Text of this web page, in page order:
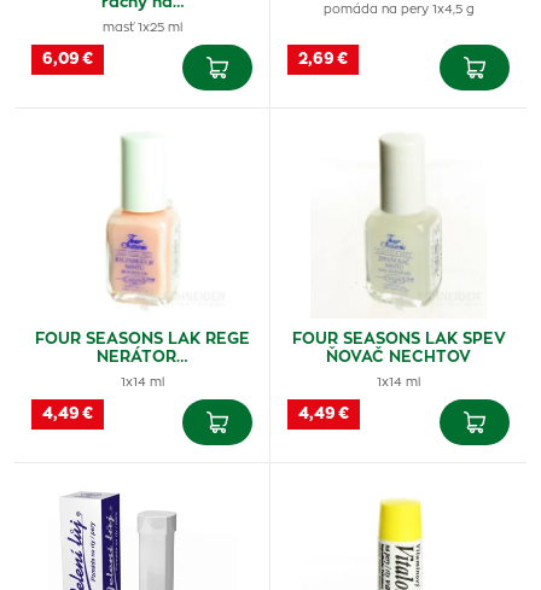
masť 1x25 ml
6,09 €
pomáda na pery 1x4,5 g
2,69 €
FOUR SEASONS LAK REGE
NERÁTOR…
1x14 ml
4,49 €
FOUR SEASONS LAK SPEV
ŇOVAČ NECHTOV
1x14 ml
4,49 €